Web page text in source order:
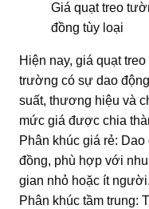
Giá quạt treo
đồng tùy loại
Hiện nay, giá quạt
trường có sự dao
suất, thương hiệu và
mức giá được chia
Phân khúc giá rẻ:
đồng, phù hợp với
gian nhỏ hoặc ít người.
Phân khúc tầm trung: